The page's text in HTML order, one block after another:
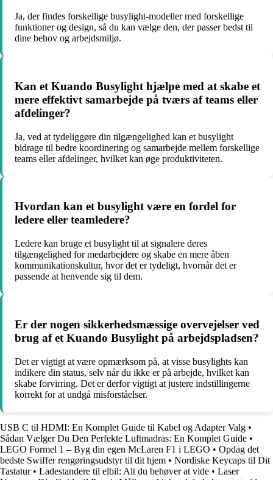
Ja, der findes forskellige busylight-modeller med forskellige
funktioner og design, så du kan vælge den, der passer bedst til
dine behov og arbejdsmiljø.
Kan et Kuando Busylight hjælpe med at skabe et
mere effektivt samarbejde på tværs af teams eller
afdelinger?
Ja, ved at tydeliggøre din tilgængelighed kan et busylight
bidrage til bedre koordinering og samarbejde mellem forskellige
teams eller afdelinger, hvilket kan øge produktiviteten.
Hvordan kan et busylight være en fordel for
ledere eller teamledere?
Ledere kan bruge et busylight til at signalere deres
tilgængelighed for medarbejdere og skabe en mere åben
kommunikationskultur, hvor det er tydeligt, hvornår det er
passende at henvende sig til dem.
Er der nogen sikkerhedsmæssige overvejelser ved
brug af et Kuando Busylight på arbejdspladsen?
Det er vigtigt at være opmærksom på, at visse busylights kan
indikere din status, selv når du ikke er på arbejde, hvilket kan
skabe forvirring. Det er derfor vigtigt at justere indstillingerne
korrekt for at undgå misforståelser.
USB C til HDMI: En Komplet Guide til Kabel og Adapter Valg •
Sådan Vælger Du Den Perfekte Luftmadras: En Komplet Guide •
LEGO Formel 1 – Byg din egen McLaren F1 i LEGO • Opdag det
bedste Swiffer rengøringsudstyr til dit hjem • Nordiske Keycaps til Dit
Tastatur• Ladestandere til elbil: Alt du behøver at vide • Laser